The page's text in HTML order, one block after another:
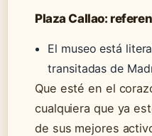
Plaza Callao:
El museo está
transitadas de
Que esté en el
cualquiera que ya
de sus mejores